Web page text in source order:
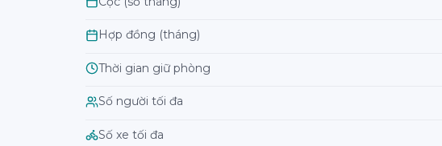
Hợp đồng (tháng)
Thời gian giữ phòng
Số người tối đa
Số xe tối đa